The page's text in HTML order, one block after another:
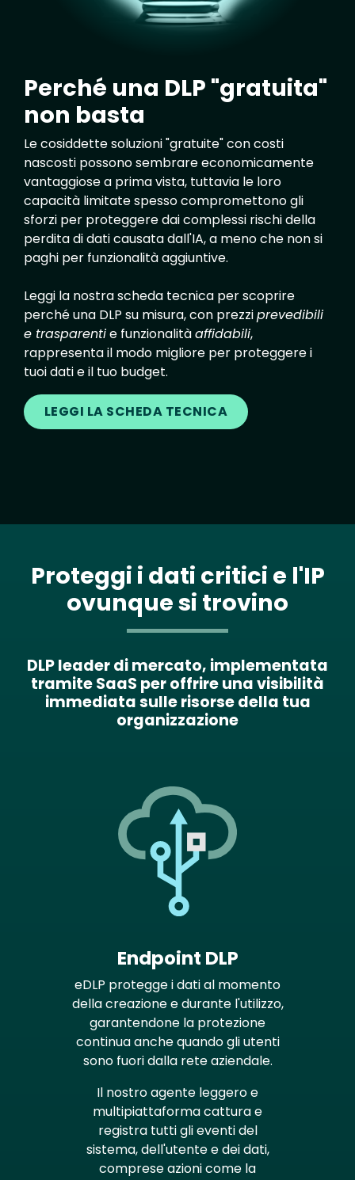
Perché una DLP "gratuita"
non basta
Le cosiddette soluzioni "gratuite" con costi
nascosti possono sembrare economicamente
vantaggiose a prima vista, tuttavia le loro
capacità limitate spesso compromettono gli
sforzi per proteggere dai complessi rischi della
perdita di dati causata dall'IA, a meno che non si
paghi per funzionalità aggiuntive.
Leggi la nostra scheda tecnica per scoprire
perché una DLP su misura, con prezziprevedibili
e trasparentie funzionalitàaffidabili,
rappresenta il modo migliore per proteggere i
tuoi dati e il tuo budget.
LEGGI LA SCHEDA TECNICA
Proteggi i dati critici e l'IP
ovunque si trovino
DLP leader di mercato, implementata
tramite SaaS per offrire una visibilità
immediata sulle risorse della tua
organizzazione
Endpoint DLP
eDLP protegge i dati al momento
della creazione e durante l'utilizzo,
garantendone la protezione
continua anche quando gli utenti
sono fuori dalla rete aziendale.
Il nostro agente leggero e
multipiattaforma cattura e
registra tutti gli eventi del
sistema, dell'utente e dei dati,
comprese azioni come la